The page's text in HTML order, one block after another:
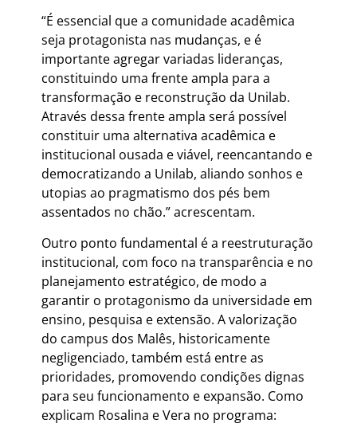
“É essencial que a comunidade acadêmica
seja protagonista nas mudanças, e é
importante agregar variadas lideranças,
constituindo uma frente ampla para a
transformação e reconstrução da Unilab.
Através dessa frente ampla será possível
constituir uma alternativa acadêmica e
institucional ousada e viável, reencantando e
democratizando a Unilab, aliando sonhos e
utopias ao pragmatismo dos pés bem
assentados no chão.” acrescentam.
Outro ponto fundamental é a reestruturação
institucional, com foco na transparência e no
planejamento estratégico, de modo a
garantir o protagonismo da universidade em
ensino, pesquisa e extensão. A valorização
do campus dos Malês, historicamente
negligenciado, também está entre as
prioridades, promovendo condições dignas
para seu funcionamento e expansão. Como
explicam Rosalina e Vera no programa: